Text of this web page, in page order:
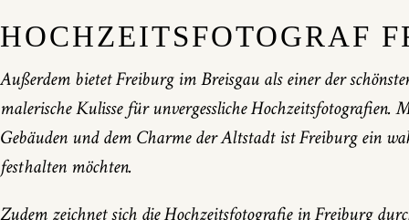
HOCHZEITSFOTOGRAF
Außerdem bietet Freiburg im Breisgau als einer der
malerische Kulisse für unvergessliche
Gebäuden und dem Charme der Altstadt ist Freiburg ein
festhalten möchten.
Zudem zeichnet sich die Hochzeitsfotografie in Freiburg